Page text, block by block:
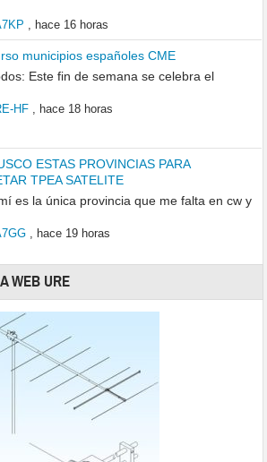
hace 16 horas
municipios españoles CME
Este fin de semana se celebra el
HF, hace 18 horas
ESTAS PROVINCIAS PARA
TPEA SATELITE
es la única provincia que me falta en cw y
, hace 19 horas
WEB URE